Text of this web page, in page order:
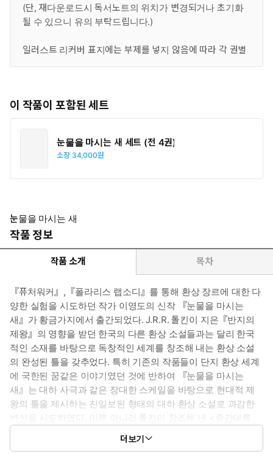
(단, 재다운로드시 독서노트의 위치가 변경되거나 초기화
될 수 있으니 유의 부탁드립니다.)
일러스트 리커버 표지에는 부제를 넣지 않음에 따라 각 권별
이 작품이 포함된 세트
눈물을 마시는 새 세트 (전 4권)
소장 34,000원
눈물을 마시는 새
작품 정보
작품 소개 목차
『퓨처워커』,『폴라리스 랩소디』를 통해 환상 장르에 대한 다
양한 실험을 시도하던 작가 이영도의 신작 『눈물을 마시는
새』가 황금가지에서 출간되었다. J.R.R. 톨킨이 지은『반지의
제왕』의 영향을 받던 한국의 다른 환상 소설들과는 달리 한국
적인 소재를 바탕으로 독창적인 세계를 창조해 내는 환상 소설
의 완성된 틀을 갖추었다. 특히 기존의 작품들이 단지 환상 세계
에 국한된 꿈같은 이야기였던 것에 반하여 『눈물을 마시는
새』는 대하 사극과 같은 장대한 스케일을 바탕으로 현대적 제
왕의 틀을 제시하는 진일보된 형태의 대하 환상 소설로 과감한
변신을 시도하였다. 이뿐 아니라 톨킨이 창조해 낸 <중간대륙
(MiddleEarth)>처럼 작품 속의 전체 세계의 구성, 즉 언어, 생활
방식과 각 종족 간의 특성까지 모두 작가 이영도가 순수 창조하였
더보기